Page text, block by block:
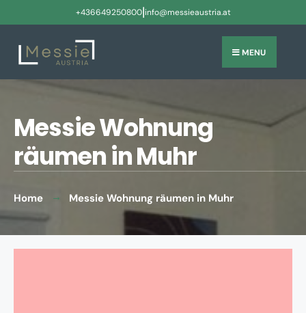
+436649250800|info@messieaustria.at
MENU
Messie Wohnung
räumen in Muhr
Home Messie Wohnung räumen in Muhr